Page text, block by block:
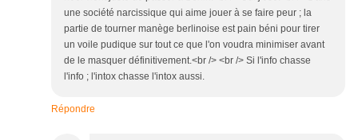
une société narcissique qui aime jouer à se faire peur ; la
partie de tourner manège berlinoise est pain béni pour tirer
un voile pudique sur tout ce que l'on voudra minimiser avant
de le masquer définitivement.<br /> <br /> Si l'info chasse
l'info ; l'intox chasse l'intox aussi.
Répondre